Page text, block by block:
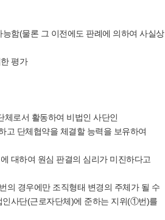
함(물론 그 이전에도 판례에 의하여 사실상
평가
로서 활동하여 비법인 사단인
고 단체협약을 체결할 능력을 보유하여
대하여 원심 판결의 심리가 미진하다고
의 경우에만 조직형태 변경의 주체가 될 수
인사단(근로자단체)에 준하는 지위(①번)를